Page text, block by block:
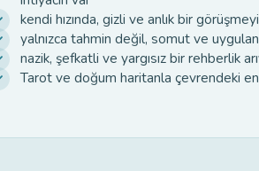
kendi hızında, gizli ve anlık bir
yalnızca tahmin değil, somut ve
nazik, şefkatli ve yargısız bir rehberlik
Tarot ve doğum haritanla çevrendeki